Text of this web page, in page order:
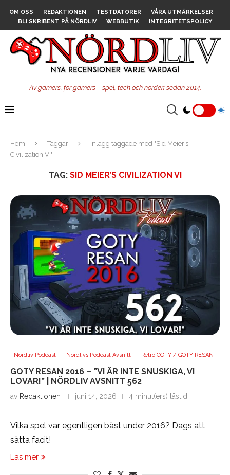
OM OSS REDAKTIONEN TESTDATORER
VÅRA UTMÄRKELSER
BLI SKRIBENT PÅ NÖRDLIV
WEBBUTIK INTEGRITETSPOLICY
Av gamers, för gamers – spel, tech och nörderi sedan 2014.
Hem Taggar
Inlägg taggade med "Sid Meier’s
Civilization VI"
TAG: SID MEIER’S CIVILIZATION VI
Nördliv Podcast Nördlivs Podcast Avsnitt Retro GOTY / GOTY RESAN
GOTY RESAN 2016 – ”VI ÄR INTE SNUSKIGA, VI
LOVAR!” | NÖRDLIV AVSNITT 562
av Redaktionen juni 14, 2026 4 minut(ers) lästid
Vilka spel var egentligen bäst under 2016? Dags att
sätta facit!
Läs mer